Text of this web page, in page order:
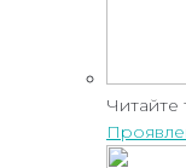
Читайте